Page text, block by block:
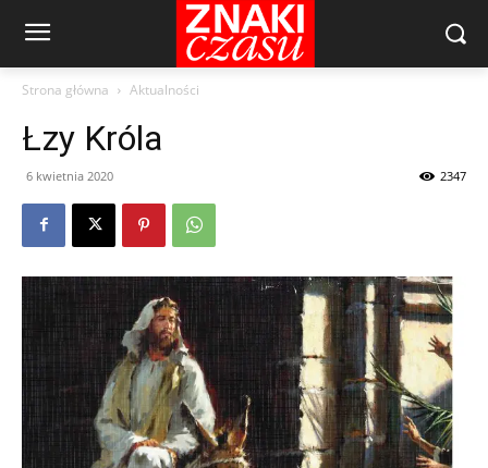
Strona główna Aktualności
Łzy Króla
6 kwietnia 2020 2347